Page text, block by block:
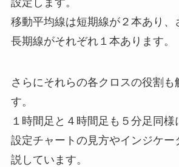
設定します。
移動平均線は短期線が２本あり、
長期線がそれぞれ１本あります。
さらにそれらの各クロスの役割も
す。
１時間足と４時間足も５分足同様
設定チャートの見方やインジケー
説しています。